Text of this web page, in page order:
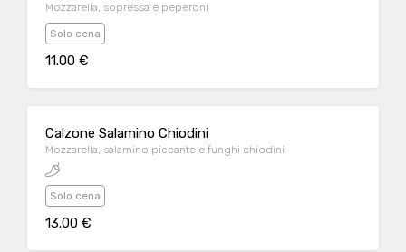
Mozzarella, sopressa e peperoni
Solo cena
11.00 €
Calzone Salamino Chiodini
Mozzarella, salamino piccante e funghi chiodini
Solo cena
13.00 €